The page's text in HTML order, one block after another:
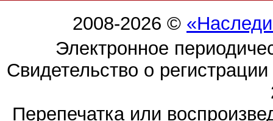
2008-2026 ©
Электронное
Свидетельство о
Перепечатка или